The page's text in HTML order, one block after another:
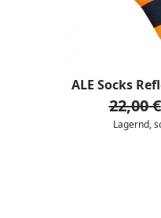
ALE Socks
22,00 €
Lagernd,